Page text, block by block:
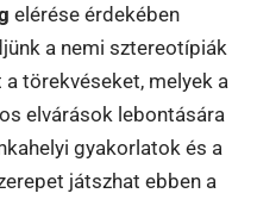
elérése érdekében
a nemi sztereotípiák
törekvéseket, melyek a
elvárások lebontására
gyakorlatok és a
játszhat ebben a